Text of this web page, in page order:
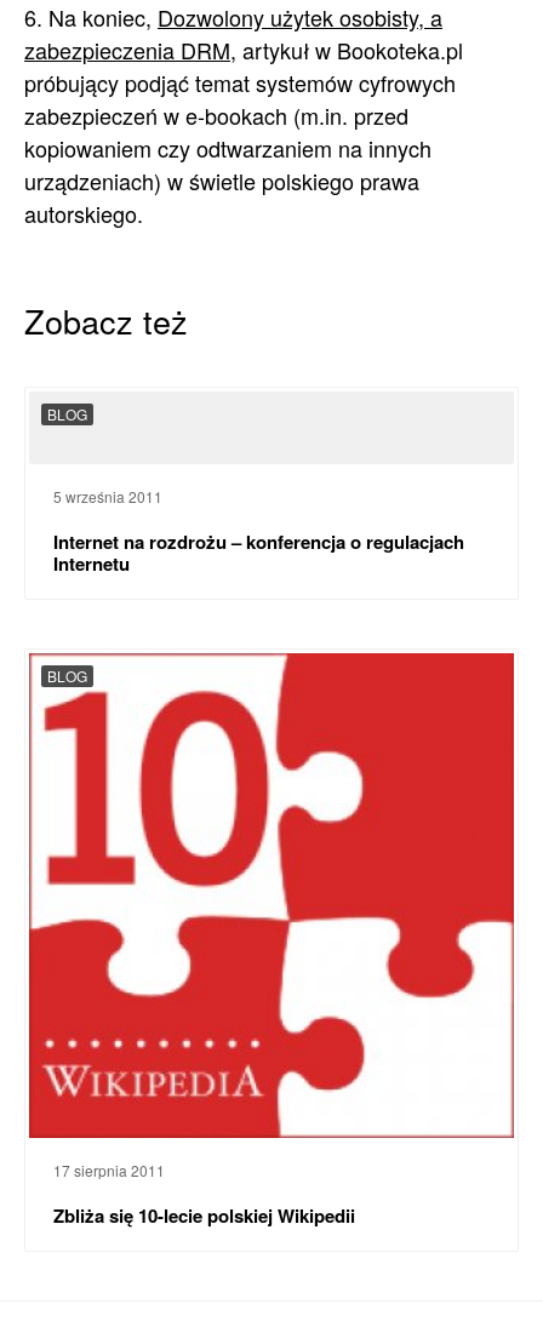
6. Na koniec, Dozwolony użytek osobisty, a
zabezpieczenia DRM, artykuł w Bookoteka.pl
próbujący podjąć temat systemów cyfrowych
zabezpieczeń w e-bookach (m.in. przed
kopiowaniem czy odtwarzaniem na innych
urządzeniach) w świetle polskiego prawa
autorskiego.
Zobacz też
BLOG
5 września 2011
Internet na rozdrożu – konferencja o regulacjach
Internetu
BLOG
17 sierpnia 2011
Zbliża się 10-lecie polskiej Wikipedii